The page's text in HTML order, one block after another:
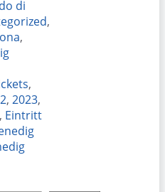
di
,
,
,
, 2023,
, Eintritt